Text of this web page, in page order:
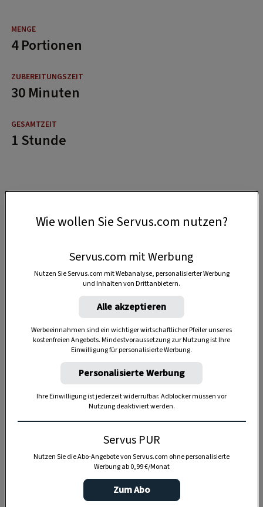
4 Portionen
30 Minuten
1 Stunde
Anzeige
Wie wollen Sie Servus.com nutzen?
Servus.com mit Werbung
Nutzen Sie Servus.com mit Webanalyse, personalisierter Werbung
und Inhalten von Drittanbietern.
Alle akzeptieren
Werbeeinnahmen sind ein wichtiger wirtschaftlicher Pfeiler unseres
kostenfreien Angebots. Mindestvoraussetzung zur Nutzung ist Ihre
Einwilligung für personalisierte Werbung.
Personalisierte Werbung
Ihre Einwilligung ist jederzeit widerrufbar. Adblocker müssen vor
Nutzung deaktiviert werden.
Servus PUR
Nutzen Sie die Abo-Angebote von Servus.com ohne personalisierte
Werbung ab 0,99 €/Monat
Zum Abo